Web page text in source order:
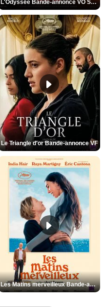
L'Odyssée Bande-annonce VO STFR
Le Triangle d'or Bande-annonce VF
Les Matins merveilleux Bande-annonce VF